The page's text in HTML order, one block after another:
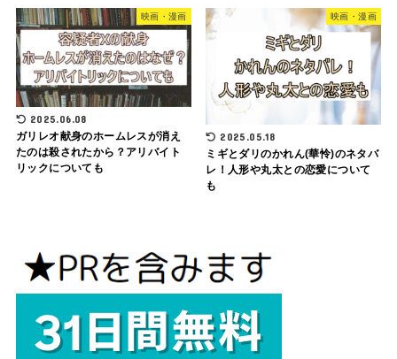
映画・漫画
2025.06.08
ガリレオ献身のホームレスが消え
たのは殺されたから？アリバイト
リックについても
映画・漫画
2025.05.18
ミギとダリのかれん(華怜)のネタバ
レ！人形や丸太との恋愛について
も